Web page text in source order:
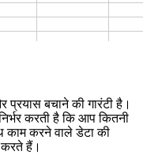
बचाने की गारंटी है।
करती है कि आप कितनी
काम करने वाले डेटा की
करते हैं।